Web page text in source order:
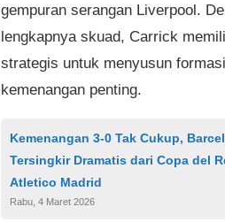
gempuran serangan Liverpool.
lengkapnya skuad, Carrick
strategis untuk menyusun
kemenangan penting.
Kemenangan 3-0 Tak Cukup,
Tersingkir Dramatis dari Copa del
Atletico Madrid
Rabu, 4 Maret 2026